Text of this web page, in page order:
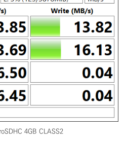
4GB CLASS2